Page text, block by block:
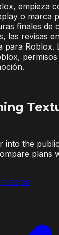
empieza
o marca
finales de
las revisas
para Roblox.
into the
plans
precios